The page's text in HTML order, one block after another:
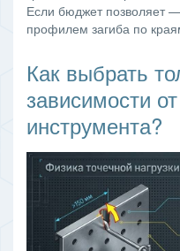
Если бюджет позволяет
профилем загиба по
Как выбрать
зависимости
инструмента?